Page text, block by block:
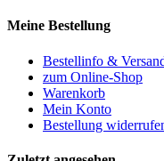
Meine Bestellung
Bestellinfo &
zum Online-Shop
Warenkorb
Mein Konto
Bestellung